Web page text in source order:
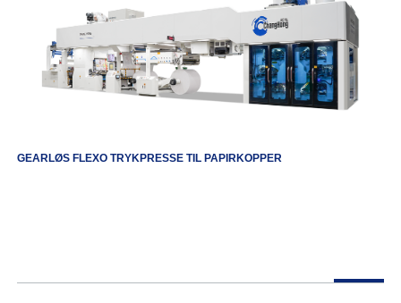
GEARLØS FLEXO TRYKPRESSE TIL PAPIRKOPPER